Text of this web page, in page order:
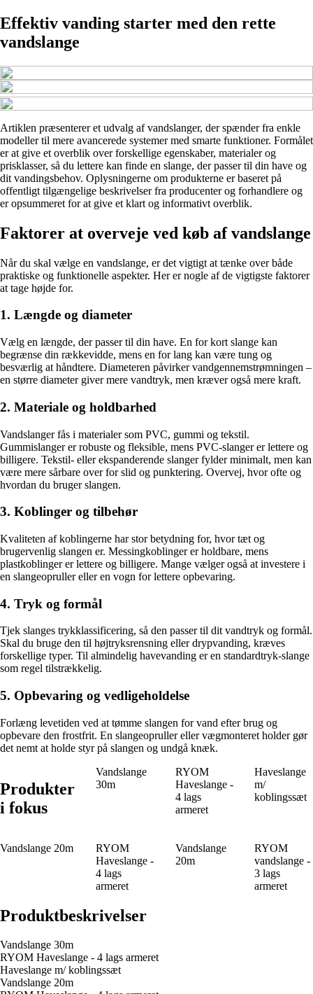
Effektiv vanding starter med den rette
vandslange
Artiklen præsenterer et udvalg af vandslanger, der spænder fra enkle
modeller til mere avancerede systemer med smarte funktioner. Formålet
er at give et overblik over forskellige egenskaber, materialer og
prisklasser, så du lettere kan finde en slange, der passer til din have og
dit vandingsbehov. Oplysningerne om produkterne er baseret på
offentligt tilgængelige beskrivelser fra producenter og forhandlere og
er opsummeret for at give et klart og informativt overblik.
Faktorer at overveje ved køb af vandslange
Når du skal vælge en vandslange, er det vigtigt at tænke over både
praktiske og funktionelle aspekter. Her er nogle af de vigtigste faktorer
at tage højde for.
1. Længde og diameter
Vælg en længde, der passer til din have. En for kort slange kan
begrænse din rækkevidde, mens en for lang kan være tung og
besværlig at håndtere. Diameteren påvirker vandgennemstrømningen –
en større diameter giver mere vandtryk, men kræver også mere kraft.
2. Materiale og holdbarhed
Vandslanger fås i materialer som PVC, gummi og tekstil.
Gummislanger er robuste og fleksible, mens PVC-slanger er lettere og
billigere. Tekstil- eller ekspanderende slanger fylder minimalt, men kan
være mere sårbare over for slid og punktering. Overvej, hvor ofte og
hvordan du bruger slangen.
3. Koblinger og tilbehør
Kvaliteten af koblingerne har stor betydning for, hvor tæt og
brugervenlig slangen er. Messingkoblinger er holdbare, mens
plastkoblinger er lettere og billigere. Mange vælger også at investere i
en slangeopruller eller en vogn for lettere opbevaring.
4. Tryk og formål
Tjek slanges trykklassificering, så den passer til dit vandtryk og formål.
Skal du bruge den til højtryksrensning eller drypvanding, kræves
forskellige typer. Til almindelig havevanding er en standardtryk-slange
som regel tilstrækkelig.
5. Opbevaring og vedligeholdelse
Forlæng levetiden ved at tømme slangen for vand efter brug og
opbevare den frostfrit. En slangeopruller eller vægmonteret holder gør
det nemt at holde styr på slangen og undgå knæk.
Produkter
i fokus
Vandslange
30m
RYOM
Haveslange -
4 lags
armeret
Haveslange
m/
koblingssæt
Vandslange 20m
RYOM
Haveslange -
4 lags
armeret
Vandslange
20m
RYOM
vandslange -
3 lags
armeret
Produktbeskrivelser
Vandslange 30m
RYOM Haveslange - 4 lags armeret
Haveslange m/ koblingssæt
Vandslange 20m